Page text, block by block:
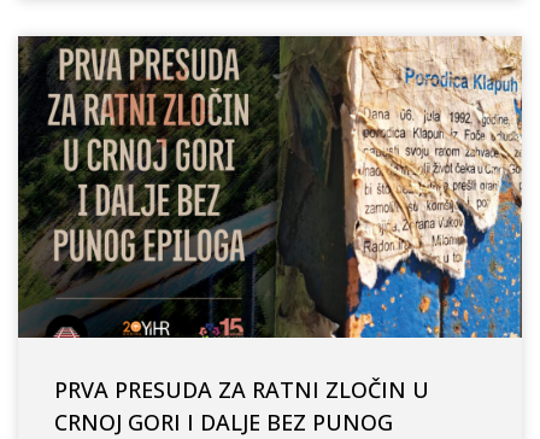
PRVA PRESUDA ZA RATNI ZLOČIN U
CRNOJ GORI I DALJE BEZ PUNOG